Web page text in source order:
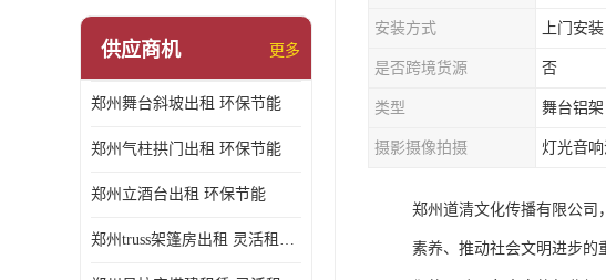
供应商机 更多
郑州舞台斜坡出租 环保节能
郑州气柱拱门出租 环保节能
郑州立酒台出租 环保节能
郑州truss架篷房出租 灵活租赁期限
安装方式 上门安装
是否跨境货源 否
类型 舞台铝架
摄影摄像拍摄 灯光音
郑州道清文化传播有限公司
素养、推动社会文明进步的